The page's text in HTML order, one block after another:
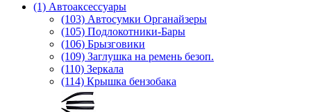
(1) Автоаксессуары
(103) Автосумки Органайзеры
(105) Подлокотники-Бары
(106) Брызговики
(109) Заглушка на ремень безоп.
(110) Зеркала
(114) Крышка бензобака